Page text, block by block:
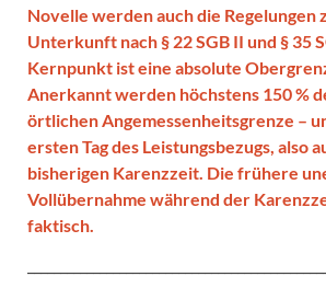
Novelle werden auch die Regelungen
Unterkunft nach § 22 SGB II und § 35
Kernpunkt ist eine absolute
Anerkannt werden höchstens 150 %
örtlichen Angemessenheitsgrenze –
ersten Tag des Leistungsbezugs, also
bisherigen Karenzzeit. Die frühere
Vollübernahme während der
faktisch.